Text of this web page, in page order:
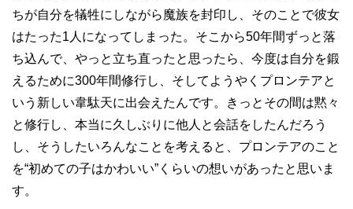
ちが自分を犠牲にしながら魔族を封印し、そのことで彼女
はたった1人になってしまった。そこから50年間ずっと落
ち込んで、やっと立ち直ったと思ったら、今度は自分を鍛
えるために300年間修行し、そしてようやくプロンテアと
いう新しい韋駄天に出会えたんです。きっとその間は黙々
と修行し、本当に久しぶりに他人と会話をしたんだろう
し、そうしたいろんなことを考えると、プロンテアのこと
を“初めての子はかわいい”くらいの想いがあったと思いま
す。